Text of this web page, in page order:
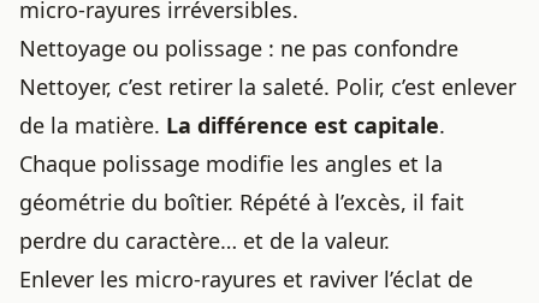
micro-rayures irréversibles.
Nettoyage ou polissage : ne pas confondre
Nettoyer, c’est retirer la saleté. Polir, c’est enlever
de la matière. La différence est capitale.
Chaque polissage modifie les angles et la
géométrie du boîtier. Répété à l’excès, il fait
perdre du caractère… et de la valeur.
Enlever les micro-rayures et raviver l’éclat de